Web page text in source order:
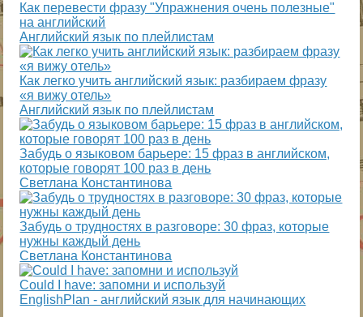
Как перевести фразу "Упражнения очень полезные"
на английский
Английский язык по плейлистам
Как легко учить английский язык: разбираем фразу
«я вижу отель»
Английский язык по плейлистам
Забудь о языковом барьере: 15 фраз в английском,
которые говорят 100 раз в день
Светлана Константинова
Забудь о трудностях в разговоре: 30 фраз, которые
нужны каждый день
Светлана Константинова
Could I have: запомни и используй
EnglishPlan - английский язык для начинающих